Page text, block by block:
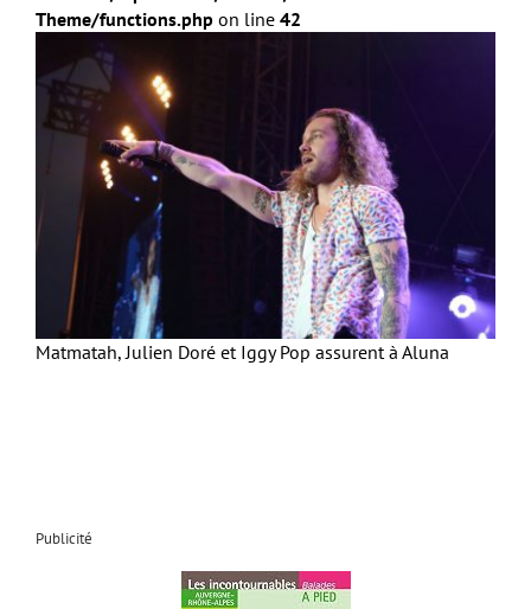
Theme/functions.php on line 42
Matmatah, Julien Doré et Iggy Pop assurent à Aluna
Publicité